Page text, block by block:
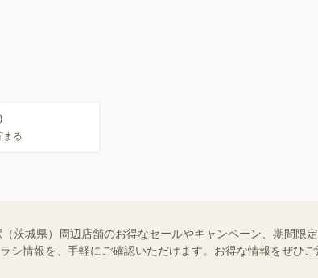
まる
茨城県）周辺店舗のお得なセールやキャンペーン、期間限
情報を、手軽にご確認いただけます。お得な情報をぜひご